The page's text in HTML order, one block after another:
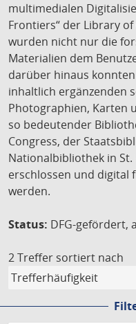
multimedialen
Frontiers“ der Library
wurden nicht nur die
Materialien dem
darüber hinaus
inhaltlich ergänzenden
Photographien, Karten
so bedeutender
Congress, der
Nationalbibliothek in
erschlossen und digital
werden.
Status: DFG-gefördert,
2 Treffer sortiert nach